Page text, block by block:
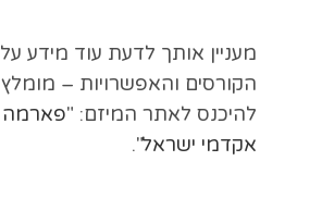
מעניין אותך לדעת עוד מידע על
הקורסים והאפשרויות – מומלץ
להיכנס לאתר המיזם: "פארמה
אקדמי ישראל".